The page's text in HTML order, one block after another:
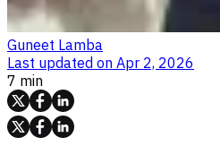
Guneet Lamba
Last updated on Apr 2, 2026
7 min